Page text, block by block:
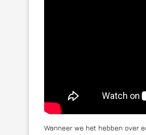
Wanneer we het hebben over